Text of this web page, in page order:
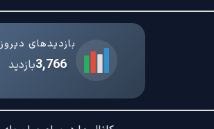
بازدیدهای دیروز
3,766بازدید